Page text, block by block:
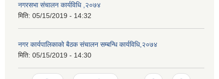
नगरसभा संचालन कार्यविधि ,२०७४
मिति: 05/15/2019 - 14:32
नगर कार्यपालिकाको बैठक संचालन सम्बन्धि कार्यविधि,२०७४
मिति: 05/15/2019 - 14:30